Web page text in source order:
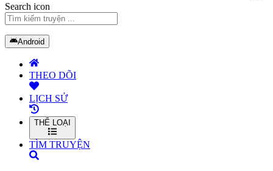
Search icon
Android
THEO DÕI
LỊCH SỬ
THỂ LOẠI
TÌM TRUYỆN